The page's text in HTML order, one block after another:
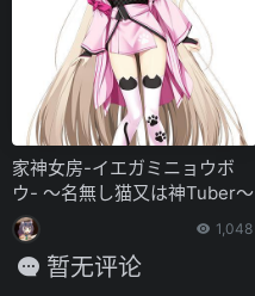
家神女房-イエガミニョウボ
ウ- ～名無し猫又は神Tuber～
1,048
暂无评论